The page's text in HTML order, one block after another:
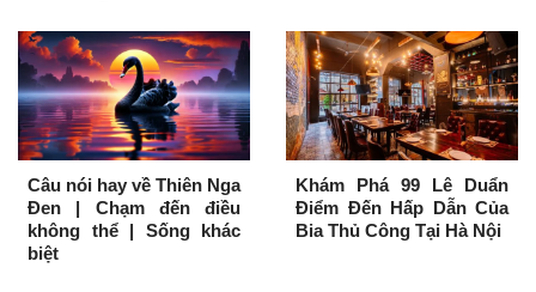
Câu nói hay về Thiên Nga
Đen | Chạm đến điều
không thể | Sống khác
biệt
Khám Phá 99 Lê Duẩn
Điểm Đến Hấp Dẫn Của
Bia Thủ Công Tại Hà Nội